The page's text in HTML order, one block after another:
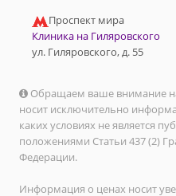
Проспект мира
Клиника на Гиляровского
ул. Гиляровского, д. 55
Обращаем ваше внимание
носит исключительно
каких условиях не является
положениями Статьи 437 (2)
Федерации.
Информация о ценах носит